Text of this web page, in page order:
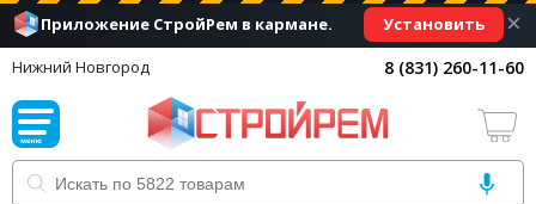
Приложение СтройРем в кармане. Установить ×
Нижний Новгород 8 (831) 260-11-60